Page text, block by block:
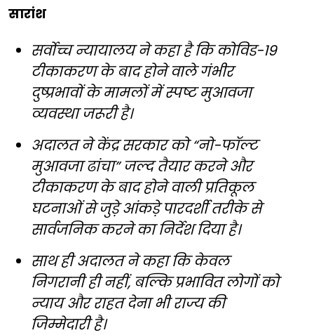
सारांश
सर्वोच्च न्यायालय ने कहा है कि कोविड-19
टीकाकरण के बाद होने वाले गंभीर
दुष्प्रभावों के मामलों में स्पष्ट मुआवजा
व्यवस्था जरूरी है।
अदालत ने केंद्र सरकार को “नो-फॉल्ट
मुआवजा ढांचा” जल्द तैयार करने और
टीकाकरण के बाद होने वाली प्रतिकूल
घटनाओं से जुड़े आंकड़े पारदर्शी तरीके से
सार्वजनिक करने का निर्देश दिया है।
साथ ही अदालत ने कहा कि केवल
निगरानी ही नहीं, बल्कि प्रभावित लोगों को
न्याय और राहत देना भी राज्य की
जिम्मेदारी है।